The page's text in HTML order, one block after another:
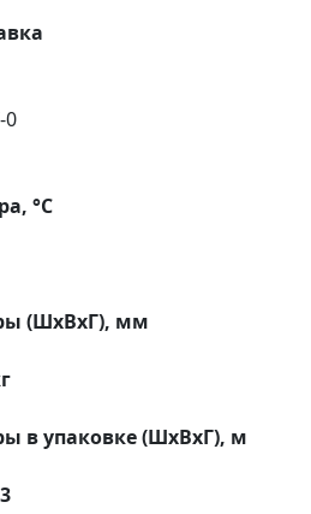
0
°С
(ШхВхГ), мм
в упаковке (ШхВхГ), м